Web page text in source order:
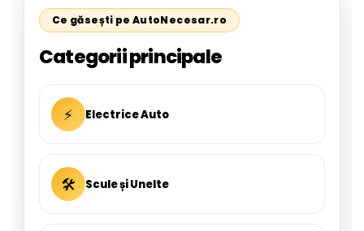
Ce găsești pe AutoNecesar.ro
Categorii principale
⚡ Electrice Auto
🛠 Scule și Unelte